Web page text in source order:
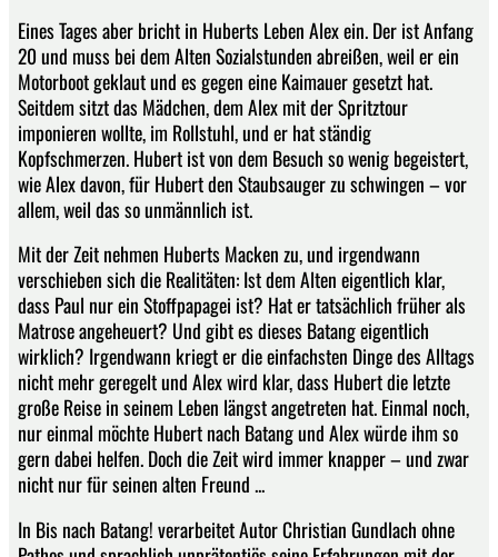
Eines Tages aber bricht in Huberts Leben Alex ein. Der ist Anfang
20 und muss bei dem Alten Sozialstunden abreißen, weil er ein
Motorboot geklaut und es gegen eine Kaimauer gesetzt hat.
Seitdem sitzt das Mädchen, dem Alex mit der Spritztour
imponieren wollte, im Rollstuhl, und er hat ständig
Kopfschmerzen. Hubert ist von dem Besuch so wenig begeistert,
wie Alex davon, für Hubert den Staubsauger zu schwingen – vor
allem, weil das so unmännlich ist.
Mit der Zeit nehmen Huberts Macken zu, und irgendwann
verschieben sich die Realitäten: Ist dem Alten eigentlich klar,
dass Paul nur ein Stoffpapagei ist? Hat er tatsächlich früher als
Matrose angeheuert? Und gibt es dieses Batang eigentlich
wirklich? Irgendwann kriegt er die einfachsten Dinge des Alltags
nicht mehr geregelt und Alex wird klar, dass Hubert die letzte
große Reise in seinem Leben längst angetreten hat. Einmal noch,
nur einmal möchte Hubert nach Batang und Alex würde ihm so
gern dabei helfen. Doch die Zeit wird immer knapper – und zwar
nicht nur für seinen alten Freund ...
In Bis nach Batang! verarbeitet Autor Christian Gundlach ohne